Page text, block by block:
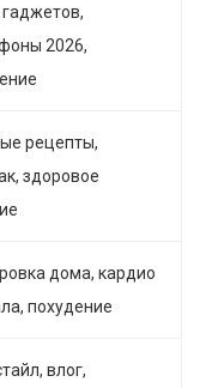
2026,
рецепты,
здоровое
дома, кардио
похудение
влог,